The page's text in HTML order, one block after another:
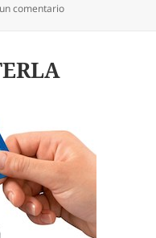
comentarioen VIDA